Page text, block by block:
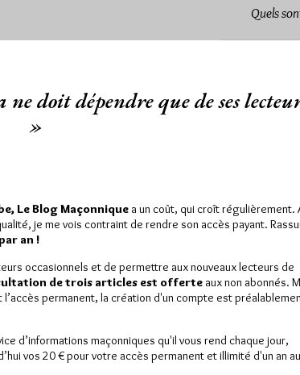
Quels
Abonnement
doit dépendre que de ses
»
Le Blog Maçonnique a un coût, qui croît régulièrement.
je me vois contraint de rendre son accès payant.
an !
occasionnels et de permettre aux nouveaux lecteurs de
de trois articles est offerte aux non abonnés.
permanent, la création d'un compte est
d’informations maçonniques qu'il vous rend chaque jour,
vos 20 € pour votre accès permanent et illimité d'un an